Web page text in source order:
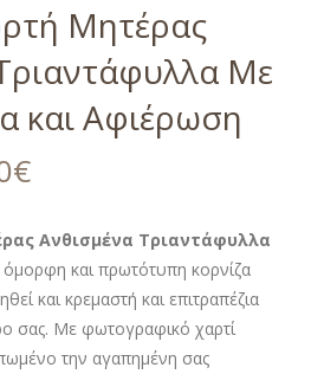
Μητέρας
Με
και Αφιέρωση
€
Ανθισμένα Τριαντάφυλλα
και πρωτότυπη κορνίζα
και κρεμαστή και επιτραπέζια
σας. Με φωτογραφικό χαρτί
την αγαπημένη σας